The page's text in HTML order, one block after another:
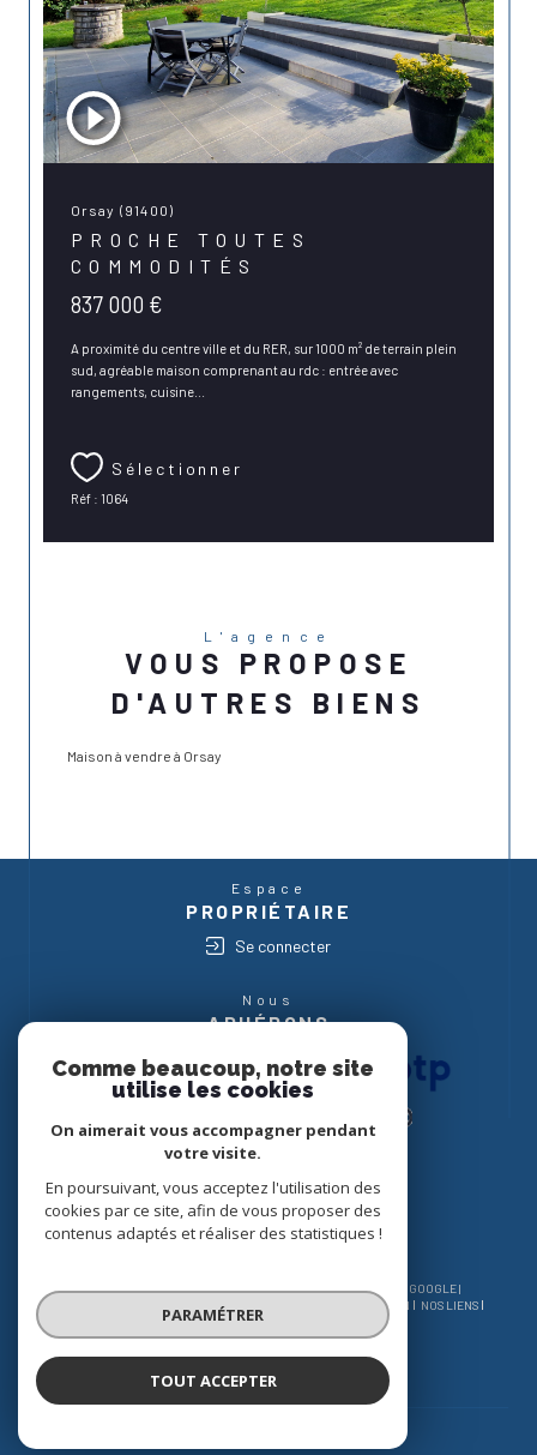
Orsay (91400)
PROCHE TOUTES
COMMODITÉS
837 000 €
A proximité du centre ville et du RER, sur 1000 m² de terrain plein
sud, agréable maison comprenant au rdc : entrée avec
rangements, cuisine...
Sélectionner
Réf : 1064
L'agence
VOUS PROPOSE
D'AUTRES BIENS
Maison à vendre à Orsay
Espace
PROPRIÉTAIRE
Se connecter
Nous
ADHÉRONS
© 2026 | TOUS DROITS RÉSERVÉS | TRADUCTION POWERED BY GOOGLE |
PLAN DU SITE ADMIN
NOS LIENS
POLITIQUE RGPD
Comme beaucoup, notre site
utilise les cookies
On aimerait vous accompagner pendant
votre visite.
En poursuivant, vous acceptez l'utilisation des
cookies par ce site, afin de vous proposer des
contenus adaptés et réaliser des statistiques !
PARAMÉTRER
TOUT ACCEPTER